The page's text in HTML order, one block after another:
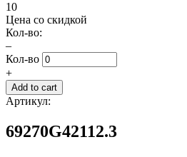
10
Цена со скидкой
Кол-во:
–
Кол-во
+
Артикул:
69270G42112.3